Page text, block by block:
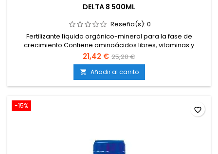
DELTA 8 500ML
Reseña(s): 0
Fertilizante líquido orgánico-mineral para la fase de
crecimiento.Contiene aminoácidos libres, vitaminas y
carbohidratos.Favorece un crecimiento vigoroso y
equilibrado.Estimula la formación de tallos, hojas y
raíces.Compatible con todos los sistemas y medios de
cultivo.
21,42 € 25,20 €
 Añadir al carrito
-15% favorite_border